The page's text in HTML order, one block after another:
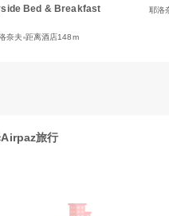
Bed & Breakfast
奈夫 距离酒店148m
耶洛
旅行